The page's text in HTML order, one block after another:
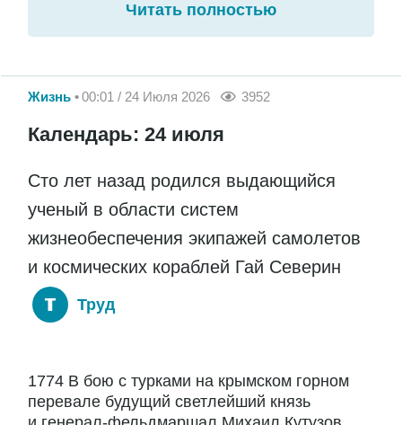
Читать полностью
Жизнь 00:01 / 24 Июля 2026 3952
Календарь: 24 июля
Сто лет назад родился выдающийся
ученый в области систем
жизнеобеспечения экипажей самолетов
и космических кораблей Гай Северин
Труд
1774 В бою с турками на крымском горном
перевале будущий светлейший князь